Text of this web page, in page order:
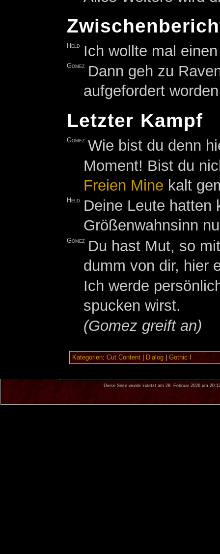
Held Ich wollte mal
Gomez Dann geh zu
aufgefordert
Letzter Kampf
Gomez Wie bist du denn
Moment! Bist du
Freien Mine kalt
Held
Deine Leute hatten
Größenwahnsinn
Gomez
Du hast Mut, so
dumm von dir, hier
Ich werde
spucken wirst.
(Gomez greift an)
Kategorien: Cut Content| Dialog| Gothic I
Diese Seite wurde zuletzt am 28. Februar 2026 um